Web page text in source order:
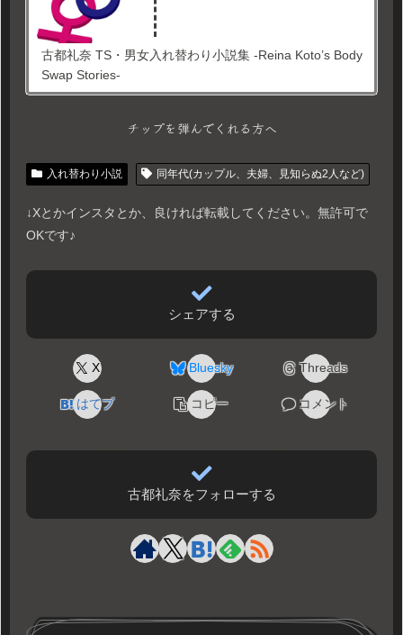
古都礼奈 TS・男女入れ替わり小説集 -Reina Koto’s Body
Swap Stories-
チップを弾んでくれる方へ
入れ替わり小説 同年代(カップル、夫婦、見知らぬ2人など)
↓Xとかインスタとか、良ければ転載してください。無許可で
OKです♪
シェアする
X Bluesky Threads
はてブ コピー コメント
古都礼奈をフォローする